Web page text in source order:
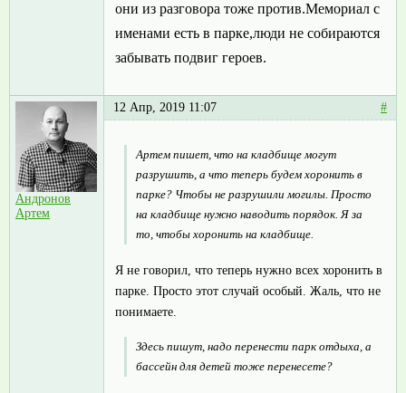
они из разговора тоже против.Мемориал с
именами есть в парке,люди не собираются
забывать подвиг героев.
Андронов
Артем
12 Апр, 2019 11:07 #
Артем пишет, что на кладбище могут
разрушить, а что теперь будем хоронить в
парке? Чтобы не разрушили могилы. Просто
на кладбище нужно наводить порядок. Я за
то, чтобы хоронить на кладбище.
Я не говорил, что теперь нужно всех хоронить в
парке. Просто этот случай особый. Жаль, что не
понимаете.
Здесь пишут, надо перенести парк отдыха, а
бассейн для детей тоже перенесете?